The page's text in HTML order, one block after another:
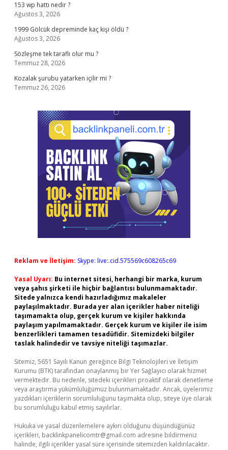
153 wp hattı nedir ?
Ağustos 3, 2026
1999 Gölcük depreminde kaç kişi öldü ?
Ağustos 3, 2026
Sözleşme tek taraflı olur mu ?
Temmuz 28, 2026
Kozalak şurubu yatarken içilir mi ?
Temmuz 26, 2026
Reklam ve İletişim: Skype: live:.cid.575569c608265c69
Yasal Uyarı: Bu internet sitesi, herhangi bir marka, kurum
veya şahıs şirketi ile hiçbir bağlantısı bulunmamaktadır.
Sitede yalnızca kendi hazırladığımız makaleler
paylaşılmaktadır. Burada yer alan içerikler haber niteliği
taşımamakta olup, gerçek kurum ve kişiler hakkında
paylaşım yapılmamaktadır. Gerçek kurum ve kişiler ile isim
benzerlikleri tamamen tesadüfidir. Sitemizdeki bilgiler
taslak halindedir ve tavsiye niteliği taşımazlar.
Sitemiz, 5651 Sayılı Kanun gereğince Bilgi Teknolojileri ve İletişim
Kurumu (BTK) tarafından onaylanmış bir Yer Sağlayıcı olarak hizmet
vermektedir. Bu nedenle, sitedeki içerikleri proaktif olarak denetleme
veya araştırma yükümlülüğümüz bulunmamaktadır. Ancak, üyelerimiz
yazdıkları içeriklerin sorumluluğunu taşımakta olup, siteye üye olarak
bu sorumluluğu kabul etmiş sayılırlar.
Hukuka ve yasal düzenlemelere aykırı olduğunu düşündüğünüz
içerikleri, backlinkpanelicomtr@gmail.com adresine bildirmeniz
halinde, ilgili içerikler yasal süre içerisinde sitemizden kaldırılacaktır.